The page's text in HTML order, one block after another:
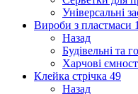
Універсальні
Вироби з пластмаси
Назад
Будівельні та
Харчові
Клейка стрічка 49
Назад